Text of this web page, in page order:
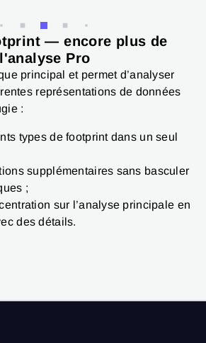
— encore plus de
Pro
principal et permet d’analyser
représentations de données
:
types de footprint dans un seul
supplémentaires sans basculer
;
sur l’analyse principale en
des détails.